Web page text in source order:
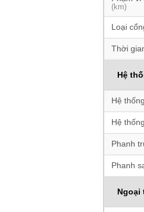
(km)
Loại
Thời
Hệ
Hệ
Hệ
Phanh
Phanh
Ngoại